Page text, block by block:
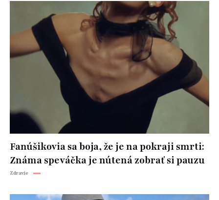
Fanúšikovia sa boja, že je na pokraji smrti:
Známa speváčka je nútená zobrať si pauzu
Zdravie